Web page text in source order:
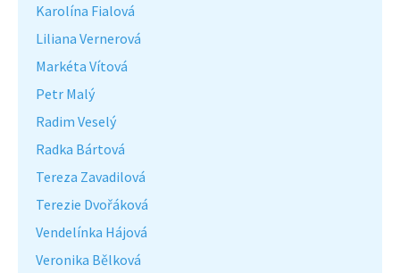
Karolína Fialová
Liliana Vernerová
Markéta Vítová
Petr Malý
Radim Veselý
Radka Bártová
Tereza Zavadilová
Terezie Dvořáková
Vendelínka Hájová
Veronika Bělková